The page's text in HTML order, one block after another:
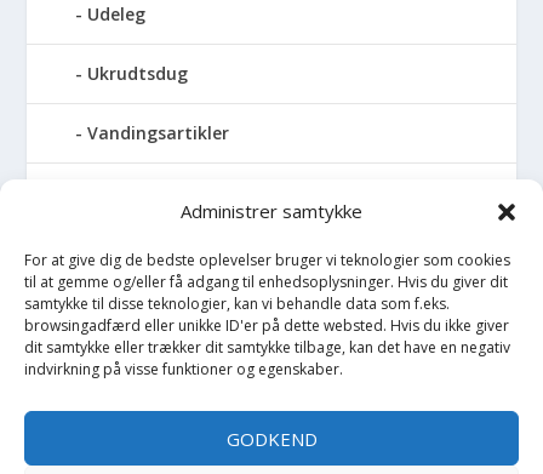
Administrer samtykke
For at give dig de bedste oplevelser bruger vi teknologier som cookies
til at gemme og/eller få adgang til enhedsoplysninger. Hvis du giver dit
samtykke til disse teknologier, kan vi behandle data som f.eks.
browsingadfærd eller unikke ID'er på dette websted. Hvis du ikke giver
dit samtykke eller trækker dit samtykke tilbage, kan det have en negativ
indvirkning på visse funktioner og egenskaber.
GODKEND
Udeleg
Ukrudtsdug
Vandingsartikler
Vildthegn
vækstdug
Maling